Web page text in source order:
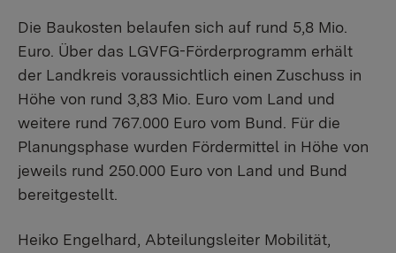
Die Baukosten belaufen sich auf rund 5,8 Mio.
Euro. Über das LGVFG-Förderprogramm erhält
der Landkreis voraussichtlich einen Zuschuss in
Höhe von rund 3,83 Mio. Euro vom Land und
weitere rund 767.000 Euro vom Bund. Für die
Planungsphase wurden Fördermittel in Höhe von
jeweils rund 250.000 Euro von Land und Bund
bereitgestellt.
Heiko Engelhard, Abteilungsleiter Mobilität,